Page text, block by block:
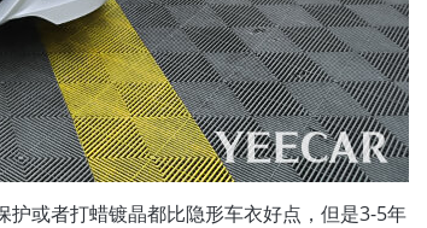
或者打蜡镀晶都比隐形车衣好点，但是3-5年